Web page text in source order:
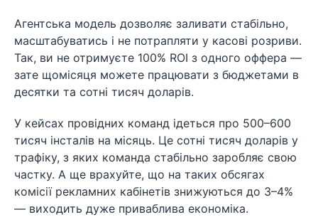
Агентська модель дозволяє заливати стабільно,
масштабуватись і не потрапляти у касові розриви.
Так, ви не отримуєте 100% ROI з одного оффера —
зате щомісяця можете працювати з бюджетами в
десятки та сотні тисяч доларів.
У кейсах провідних команд ідеться про 500–600
тисяч інсталів на місяць. Це сотні тисяч доларів у
трафіку, з яких команда стабільно заробляє свою
частку. А ще врахуйте, що на таких обсягах
комісії рекламних кабінетів знижуються до 3–4%
— виходить дуже приваблива економіка.